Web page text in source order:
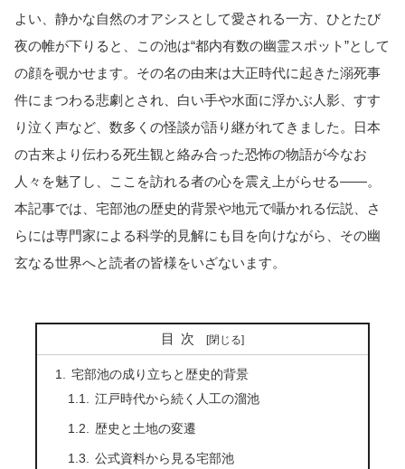
よい、静かな自然のオアシスとして愛される一方、ひとたび
夜の帷が下りると、この池は“都内有数の幽霊スポット”として
の顔を覗かせます。その名の由来は大正時代に起きた溺死事
件にまつわる悲劇とされ、白い手や水面に浮かぶ人影、すす
り泣く声など、数多くの怪談が語り継がれてきました。日本
の古来より伝わる死生観と絡み合った恐怖の物語が今なお
人々を魅了し、ここを訪れる者の心を震え上がらせる――。
本記事では、宅部池の歴史的背景や地元で囁かれる伝説、さ
らには専門家による科学的見解にも目を向けながら、その幽
玄なる世界へと読者の皆様をいざないます。
目次
宅部池の成り立ちと歴史的背景
江戸時代から続く人工の溜池
歴史と土地の変遷
公式資料から見る宅部池